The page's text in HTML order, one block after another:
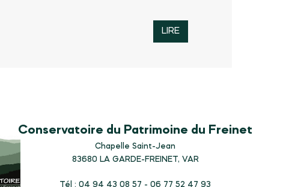
LIRE
Conservatoire du Patrimoine du Freinet
Chapelle Saint-Jean
83680 LA GARDE-FREINET, VAR
Tél : 04 94 43 08 57 - 06 77 52 47 93